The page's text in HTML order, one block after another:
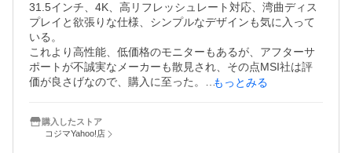
31.5インチ、4K、高リフレッシュレート対応、湾曲ディス
プレイと欲張りな仕様、シンプルなデザインも気に入って
いる。
これより高性能、低価格のモニターもあるが、アフターサ
ポートが不誠実なメーカーも散見され、その点MSI社は評
価が良さげなので、購入に至った。
が役立っており、用途に合わせて使い分けている。
もっとみる
購入したストア
コジマYahoo!店